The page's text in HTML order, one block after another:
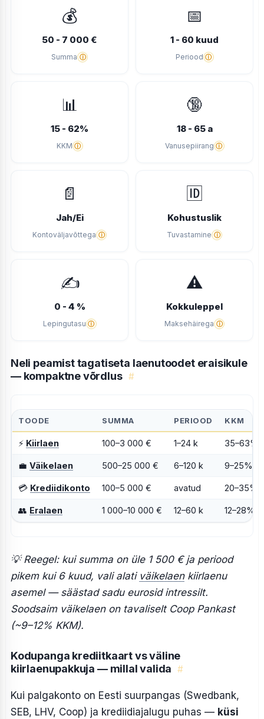
💰
50 - 7 000 €
Summa ⓘ
📅
1 - 60 kuud
Periood ⓘ
📊
15 - 62%
KKM ⓘ
🔞
18 - 65 a
Vanusepiirang ⓘ
📄
Jah/Ei
Kontoväljavõttega ⓘ
🆔
Kohustuslik
Tuvastamine ⓘ
✍
0 - 4 %
Lepingutasu ⓘ
⚠
Kokkuleppel
Maksehäirega ⓘ
Neli peamist tagatiseta laenutoodet eraisikule
— kompaktne võrdlus #
TOODE SUMMA PERIOOD KKM
⚡ Kiirlaen 100–3 000 € 1–24 k 35–63%
💼 Väikelaen 500–25 000 € 6–120 k 9–25%
💳 Krediidikonto 100–5 000 € avatud 20–35%
👥 Eralaen 1 000–10 000 € 12–60 k 12–28%
💡 Reegel: kui summa on üle 1 500 € ja periood
pikem kui 6 kuud, vali alati väikelaenkiirlaenu
asemel — säästad sadu eurosid intressilt.
Soodsaim väikelaen on tavaliselt Coop Pankast
(~9–12% KKM).
Kodupanga krediitkaart vs väline
kiirlaenupakkuja — millal valida #
Kui palgakonto on Eesti suurpangas (Swedbank,
SEB, LHV, Coop) ja krediidiajalugu puhas — küsi